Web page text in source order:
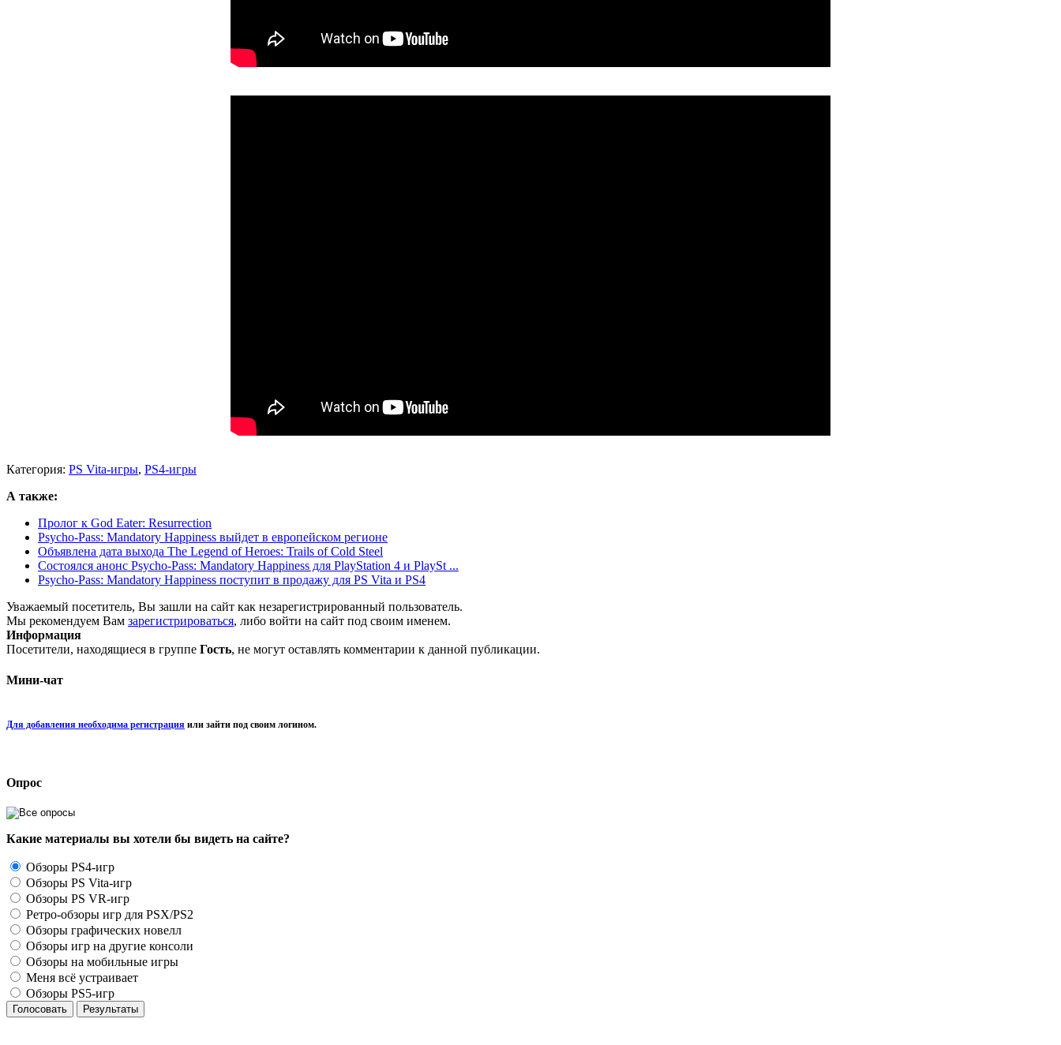
Категория: PS Vita-игры, PS4-игры
А также:
Пролог к God Eater: Resurrection
Psycho-Pass: Mandatory Happiness выйдет в европейском регионе
Объявлена дата выхода The Legend of Heroes: Trails of Cold Steel
Состоялся анонс Psycho-Pass: Mandatory Happiness для PlayStation 4 и PlaySt ...
Psycho-Pass: Mandatory Happiness поступит в продажу для PS Vita и PS4
Уважаемый посетитель, Вы зашли на сайт как незарегистрированный пользователь.
Мы рекомендуем Вам зарегистрироваться, либо войти на сайт под своим именем.
Информация
Посетители, находящиеся в группе Гость, не могут оставлять комментарии к данной публикации.
Мини-чат
Для добавления необходима регистрация или зайти под своим логином.
Опрос
Какие материалы вы хотели бы видеть на сайте?
Обзоры PS4-игр
Обзоры PS Vita-игр
Обзоры PS VR-игр
Ретро-обзоры игр для PSX/PS2
Обзоры графических новелл
Обзоры игр на другие консоли
Обзоры на мобильные игры
Меня всё устраивает
Обзоры PS5-игр
Голосовать Результаты